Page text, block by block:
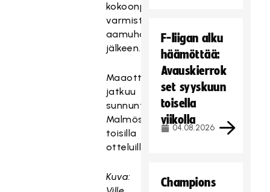
kokoonpano
varmistuu
aamuharjoituksen
jälkeen.
Maaottelutapahtuma
jatkuu
sunnuntaina
Malmössä
toisilla
otteluilla.
Kuva:
F-liigan alku
häämöttää:
Avauskierrok
set syyskuun
toisella
viikolla
04.08.2026
Champions